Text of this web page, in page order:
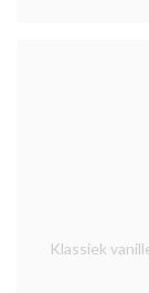
Klassiek